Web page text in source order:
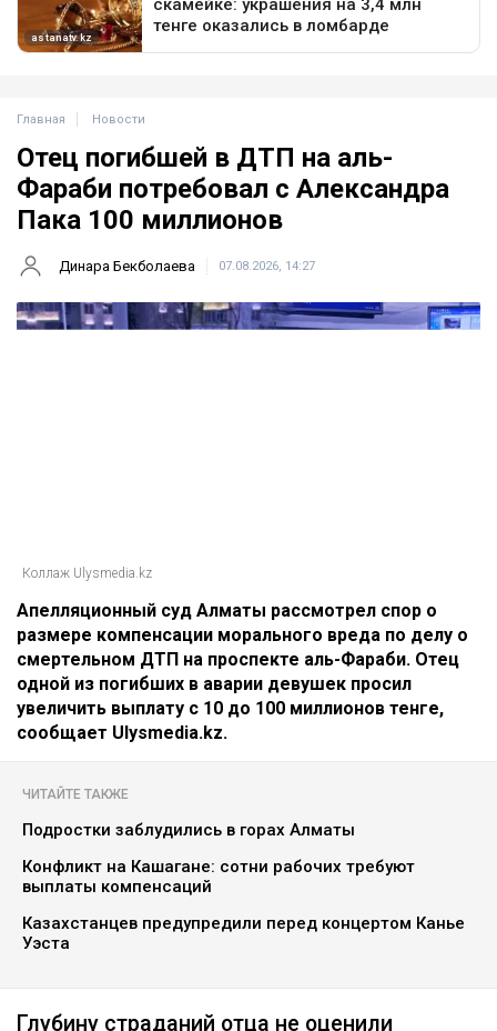
Главная Новости
Отец погибшей в ДТП на аль-
Фараби потребовал с Александра
Пака 100 миллионов
Динара Бекболаева 07.08.2026, 14:27
Коллаж Ulysmedia.kz
Апелляционный суд Алматы рассмотрел спор о
размере компенсации морального вреда по делу о
смертельном ДТП на проспекте аль-Фараби. Отец
одной из погибших в аварии девушек просил
увеличить выплату с 10 до 100 миллионов тенге,
сообщает Ulysmedia.kz.
ЧИТАЙТЕ ТАКЖЕ
Подростки заблудились в горах Алматы
Конфликт на Кашагане: сотни рабочих требуют
выплаты компенсаций
Казахстанцев предупредили перед концертом Канье
Уэста
Глубину страданий отца не оценили